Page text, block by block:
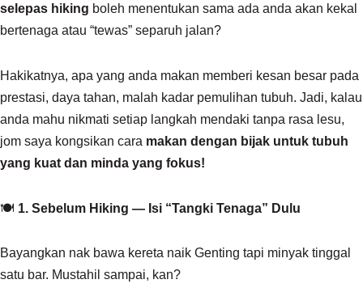
selepas hiking boleh menentukan sama ada anda akan kekal
bertenaga atau “tewas” separuh jalan?
Hakikatnya, apa yang anda makan memberi kesan besar pada
prestasi, daya tahan, malah kadar pemulihan tubuh. Jadi, kalau
anda mahu nikmati setiap langkah mendaki tanpa rasa lesu,
jom saya kongsikan cara makan dengan bijak untuk tubuh
yang kuat dan minda yang fokus!
🍽️ 1. Sebelum Hiking — Isi “Tangki Tenaga” Dulu
Bayangkan nak bawa kereta naik Genting tapi minyak tinggal
satu bar. Mustahil sampai, kan?